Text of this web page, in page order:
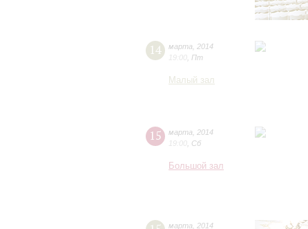
14 марта
2014
19:00 Пт
Малый зал
15 марта
2014
19:00 Сб
Большой зал
марта 2014